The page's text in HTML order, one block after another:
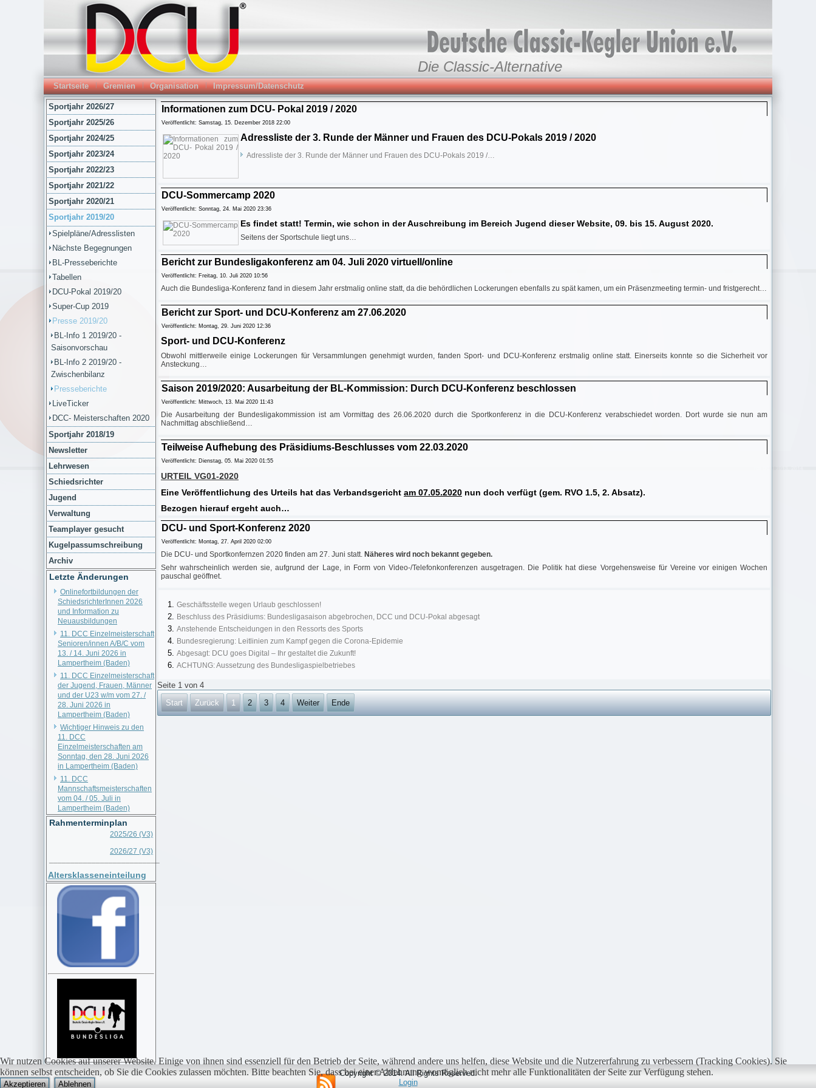
Die Classic-Alternative
Startseite Gremien Organisation Impressum/Datenschutz
Sportjahr 2026/27
Sportjahr 2025/26
Sportjahr 2024/25
Sportjahr 2023/24
Sportjahr 2022/23
Sportjahr 2021/22
Sportjahr 2020/21
Sportjahr 2019/20
Spielpläne/Adresslisten
Nächste Begegnungen
BL-Presseberichte
Tabellen
DCU-Pokal 2019/20
Super-Cup 2019
Presse 2019/20
BL-Info 1 2019/20 -
Saisonvorschau
BL-Info 2 2019/20 -
Zwischenbilanz
Presseberichte
LiveTicker
DCC- Meisterschaften 2020
Sportjahr 2018/19
Newsletter
Lehrwesen
Schiedsrichter
Jugend
Verwaltung
Teamplayer gesucht
Kugelpassumschreibung
Archiv
Letzte Änderungen
Onlinefortbildungen der
SchiedsrichterInnen 2026
und Information zu
Neuausbildungen
11. DCC Einzelmeisterschaft
Senioren/innen A/B/C vom
13. / 14. Juni 2026 in
Lampertheim (Baden)
11. DCC Einzelmeisterschaft
der Jugend, Frauen, Männer
und der U23 w/m vom 27. /
28. Juni 2026 in
Lampertheim (Baden)
Wichtiger Hinweis zu den
11. DCC
Einzelmeisterschaften am
Sonntag, den 28. Juni 2026
in Lampertheim (Baden)
11. DCC
Mannschaftsmeisterschaften
vom 04. / 05. Juli in
Lampertheim (Baden)
Rahmenterminplan
2025/26 (V3)
2026/27 (V3)
Altersklasseneinteilung
Informationen zum DCU- Pokal 2019 / 2020
Veröffentlicht: Samstag, 15. Dezember 2018 22:00
Adressliste der 3. Runde der Männer und Frauen des DCU-Pokals 2019 / 2020
Adressliste der 3. Runde der Männer und Frauen des DCU-Pokals 2019 /…
DCU-Sommercamp 2020
Veröffentlicht: Sonntag, 24. Mai 2020 23:36
Es findet statt! Termin, wie schon in der Auschreibung im Bereich Jugend dieser Website, 09. bis 15. August 2020.
Seitens der Sportschule liegt uns…
Bericht zur Bundesligakonferenz am 04. Juli 2020 virtuell/online
Veröffentlicht: Freitag, 10. Juli 2020 10:56
Auch die Bundesliga-Konferenz fand in diesem Jahr erstmalig online statt, da die behördlichen Lockerungen ebenfalls zu spät kamen, um ein Präsenzmeeting termin- und fristgerecht…
Bericht zur Sport- und DCU-Konferenz am 27.06.2020
Veröffentlicht: Montag, 29. Juni 2020 12:36
Sport- und DCU-Konferenz
Obwohl mittlerweile einige Lockerungen für Versammlungen genehmigt wurden, fanden Sport- und DCU-Konferenz erstmalig online statt. Einerseits konnte so die Sicherheit vor
Ansteckung…
Saison 2019/2020: Ausarbeitung der BL-Kommission: Durch DCU-Konferenz beschlossen
Veröffentlicht: Mittwoch, 13. Mai 2020 11:43
Die Ausarbeitung der Bundesligakommission ist am Vormittag des 26.06.2020 durch die Sportkonferenz in die DCU-Konferenz verabschiedet worden. Dort wurde sie nun am
Nachmittag abschließend…
Teilweise Aufhebung des Präsidiums-Beschlusses vom 22.03.2020
Veröffentlicht: Dienstag, 05. Mai 2020 01:55
URTEIL VG01-2020
Eine Veröffentlichung des Urteils hat das Verbandsgericht am 07.05.2020 nun doch verfügt (gem. RVO 1.5, 2. Absatz).
Bezogen hierauf ergeht auch…
DCU- und Sport-Konferenz 2020
Veröffentlicht: Montag, 27. April 2020 02:00
Die DCU- und Sportkonfernzen 2020 finden am 27. Juni statt. Näheres wird noch bekannt gegeben.
Sehr wahrscheinlich werden sie, aufgrund der Lage, in Form von Video-/Telefonkonferenzen ausgetragen. Die Politik hat diese Vorgehensweise für Vereine vor einigen Wochen
pauschal geöffnet.
Geschäftsstelle wegen Urlaub geschlossen!
Beschluss des Präsidiums: Bundesligasaison abgebrochen, DCC und DCU-Pokal abgesagt
Anstehende Entscheidungen in den Ressorts des Sports
Bundesregierung: Leitlinien zum Kampf gegen die Corona-Epidemie
Abgesagt: DCU goes Digital – Ihr gestaltet die Zukunft!
ACHTUNG: Aussetzung des Bundesligaspielbetriebes
Seite 1 von 4
Start
Zurück 1 2 3 4 Weiter Ende
Copyright © 2014. All Rights Reserved.
Login
Wir nutzen Cookies auf unserer Website. Einige von ihnen sind essenziell für den Betrieb der Seite, während andere uns helfen, diese Website und die Nutzererfahrung zu verbessern (Tracking Cookies). Sie
können selbst entscheiden, ob Sie die Cookies zulassen möchten. Bitte beachten Sie, dass bei einer Ablehnung womöglich nicht mehr alle Funktionalitäten der Seite zur Verfügung stehen.
Akzeptieren Ablehnen